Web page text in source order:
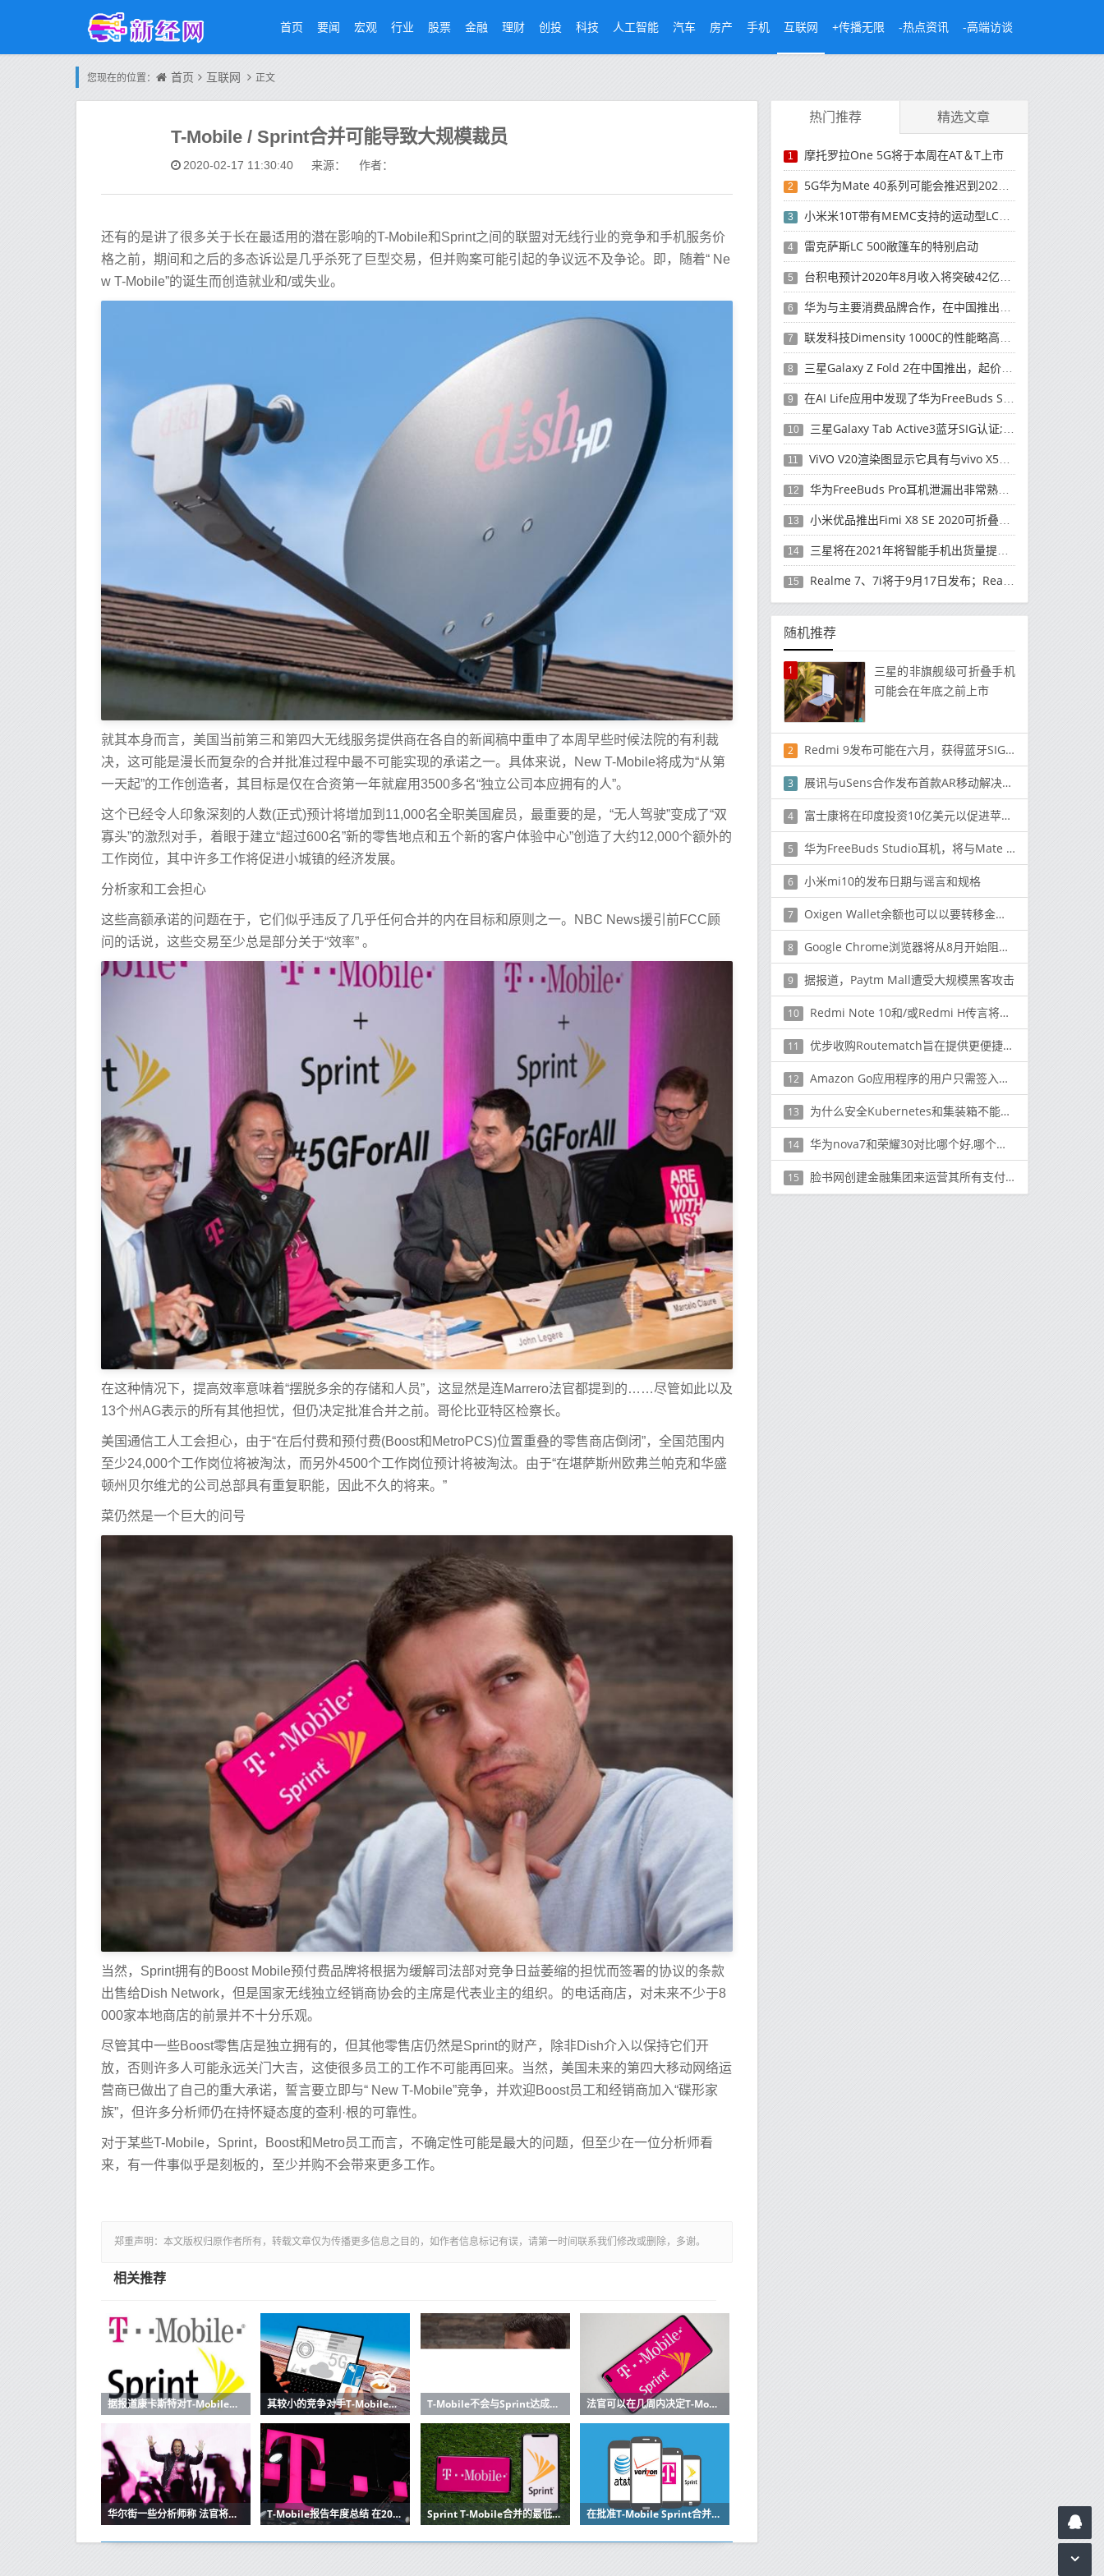
首页 要闻 宏观 行业 股票 金融 理财 创投 科技 人工智能 汽车 房产 手机 互联网 +传播无限 -热点资讯 -高端访谈
您现在的位置： 首页 互联网 正文
T-Mobile / Sprint合并可能导致大规模裁员
2020-02-17 11:30:40 来源： 作者：
还有的是讲了很多关于长在最适用的潜在影响的T-Mobile和Sprint之间的联盟对无线行业的竞争和手机服务价
格之前，期间和之后的多态诉讼是几乎杀死了巨型交易，但并购案可能引起的争议远不及争论。即，随着“ Ne
w T-Mobile”的诞生而创造就业和/或失业。
就其本身而言，美国当前第三和第四大无线服务提供商在各自的新闻稿中重申了本周早些时候法院的有利裁
决，这可能是漫长而复杂的合并批准过程中最不可能实现的承诺之一。具体来说，New T-Mobile将成为“从第
一天起”的工作创造者，其目标是仅在合资第一年就雇用3500多名“独立公司本应拥有的人”。
这个已经令人印象深刻的人数(正式)预计将增加到11,000名全职美国雇员，最重要的是，“无人驾驶”变成了“双
寡头”的激烈对手，着眼于建立“超过600名”新的零售地点和五个新的客户体验中心”创造了大约12,000个额外的
工作岗位，其中许多工作将促进小城镇的经济发展。
分析家和工会担心
这些高额承诺的问题在于，它们似乎违反了几乎任何合并的内在目标和原则之一。NBC News援引前FCC顾
问的话说，这些交易至少总是部分关于“效率” 。
在这种情况下，提高效率意味着“摆脱多余的存储和人员”，这显然是连Marrero法官都提到的……尽管如此以及
13个州AG表示的所有其他担忧，但仍决定批准合并之前。哥伦比亚特区检察长。
美国通信工人工会担心，由于“在后付费和预付费(Boost和MetroPCS)位置重叠的零售商店倒闭”，全国范围内
至少24,000个工作岗位将被淘汰，而另外4500个工作岗位预计将被淘汰。由于“在堪萨斯州欧弗兰帕克和华盛
顿州贝尔维尤的公司总部具有重复职能，因此不久的将来。”
菜仍然是一个巨大的问号
当然，Sprint拥有的Boost Mobile预付费品牌将根据为缓解司法部对竞争日益萎缩的担忧而签署的协议的条款
出售给Dish Network，但是国家无线独立经销商协会的主席是代表业主的组织。的电话商店，对未来不少于8
000家本地商店的前景并不十分乐观。
尽管其中一些Boost零售店是独立拥有的，但其他零售店仍然是Sprint的财产，除非Dish介入以保持它们开
放，否则许多人可能永远关门大吉，这使很多员工的工作不可能再回来。当然，美国未来的第四大移动网络运
营商已做出了自己的重大承诺，誓言要立即与“ New T-Mobile”竞争，并欢迎Boost员工和经销商加入“碟形家
族”，但许多分析师仍在持怀疑态度的查利·根的可靠性。
对于某些T-Mobile，Sprint，Boost和Metro员工而言，不确定性可能是最大的问题，但至少在一位分析师看
来，有一件事似乎是刻板的，至少并购不会带来更多工作。
郑重声明：本文版权归原作者所有，转载文章仅为传播更多信息之目的，如作者信息标记有误，请第一时间联系我们修改或删除，多谢。
相关推荐
据报道康卡斯特对T-MobileSprint的频谱不感兴趣 其较小的竞争对手T-Mobile在服务的客户总数上将超过Sprint T-Mobile不会与Sprint达成当前合并交易 法官可以在几周内决定T-Mobile-Sprint合并的命运
华尔街一些分析师称 法官将批准T-Mobile-Sprint合并 T-Mobile报告年度总结 在2019年增加了700万新客户 Sprint T-Mobile合并的最低赔率在争论日结束时触及华尔街 在批准T-Mobile Sprint合并后 Tracfone将通过SmartSIM选择最佳网络
热门推荐 精选文章
1 摩托罗拉One 5G将于本周在AT＆T上市
2 5G华为Mate 40系列可能会推迟到2021年
3 小米米10T带有MEMC支持的运动型LCD屏幕
4 雷克萨斯LC 500敞篷车的特别启动
5 台积电预计2020年8月收入将突破42亿美元，创历史新高
6 华为与主要消费品牌合作，在中国推出采用HarmonyOS 2.0的智能家居产品
7 联发科技Dimensity 1000C的性能略高于Snapdragon 765G
8 三星Galaxy Z Fold 2在中国推出，起价为16,999元
9 在AI Life应用中发现了华为FreeBuds Studio耳机
10 三星Galaxy Tab Active3蓝牙SIG认证; 发布可能快要结束了
11 ViVO V20渲染图显示它具有与vivo X50 Pro类似的后部设计
12 华为FreeBuds Pro耳机泄漏出非常熟悉的设计
13 小米优品推出Fimi X8 SE 2020可折叠无人机
14 三星将在2021年将智能手机出货量提高至3亿部
15 Realme 7、7i将于9月17日发布；Realme 7i的完整规格并导致泄漏
随机推荐
1
三星的非旗舰级可折叠手机
可能会在年底之前上市
2 Redmi 9发布可能在六月，获得蓝牙SIG批准
3 展讯与uSens合作发布首款AR移动解决方案
4 富士康将在印度投资10亿美元以促进苹果的生产
5 华为FreeBuds Studio耳机，将与Mate 40系列一起发布
6 小米mi10的发布日期与谣言和规格
7 Oxigen Wallet余额也可以以要转移金额的1.95％的比率提取到银行
8 Google Chrome浏览器将从8月开始阻止“资源密集型”广告
9 据报道，Paytm Mall遭受大规模黑客攻击
10 Redmi Note 10和/或Redmi H传言将搭载MediaTek Dimensity 1000+
11 优步收购Routematch旨在提供更便捷的公共交通
12 Amazon Go应用程序的用户只需签入配备该系统的商店
13 为什么安全Kubernetes和集装箱不能在应用程序之后出现
14 华为nova7和荣耀30对比哪个好,哪个更值入手？
15 脸书网创建金融集团来运营其所有支付项目